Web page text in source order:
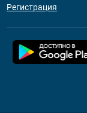
Регистрация